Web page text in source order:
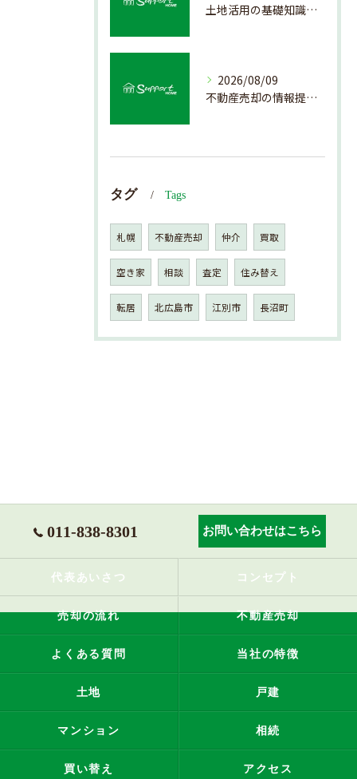
土地活用の基礎知識と売却前のポイント
2026/08/09
不動産売却の情報提供を通じて北海道札幌市で後悔しない売却を実現するためのポイント
タグ Tags
札幌 不動産売却 仲介 買取
空き家 相談 査定 住み替え
転居 北広島市 江別市 長沼町
011-838-8301 お問い合わせはこちら
代表あいさつ コンセプト
売却の流れ 不動産売却
よくある質問 当社の特徴
土地 戸建
マンション 相続
買い替え アクセス